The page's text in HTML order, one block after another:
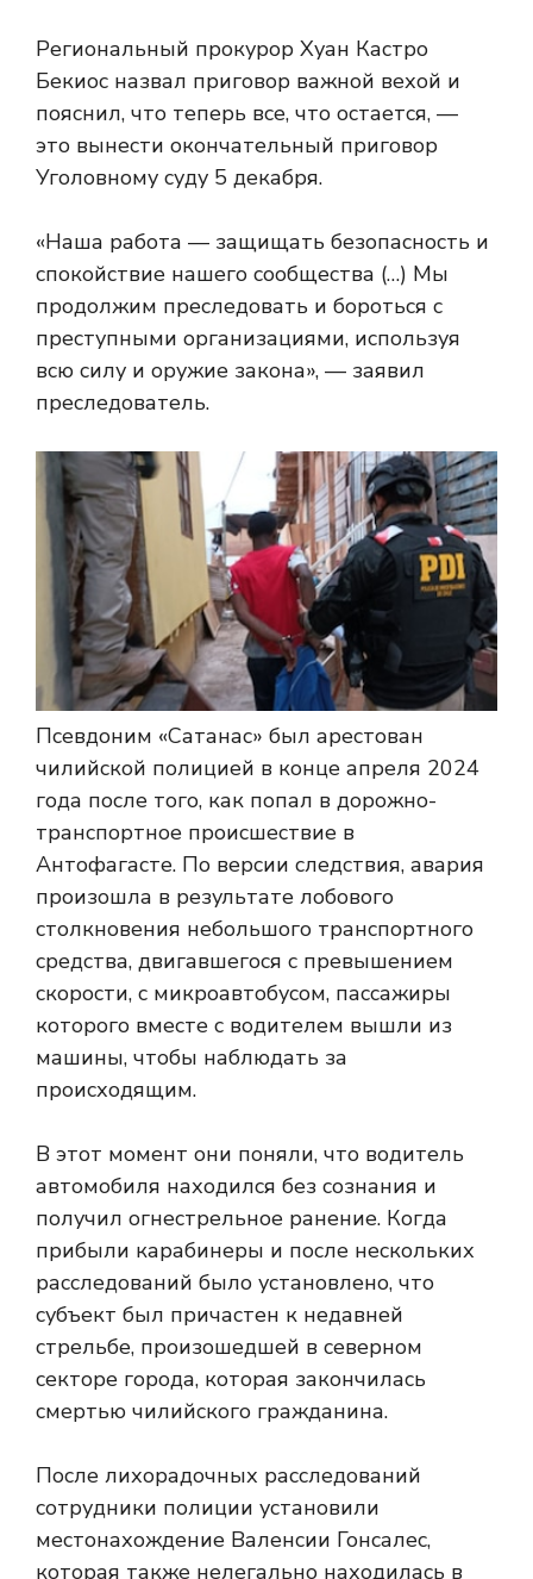
Региональный прокурор Хуан Кастро
Бекиос назвал приговор важной вехой и
пояснил, что теперь все, что остается, —
это вынести окончательный приговор
Уголовному суду 5 декабря.
«Наша работа — защищать безопасность и
спокойствие нашего сообщества (…) Мы
продолжим преследовать и бороться с
преступными организациями, используя
всю силу и оружие закона», — заявил
преследователь.
Псевдоним «Сатанас» был арестован
чилийской полицией в конце апреля 2024
года после того, как попал в дорожно-
транспортное происшествие в
Антофагасте. По версии следствия, авария
произошла в результате лобового
столкновения небольшого транспортного
средства, двигавшегося с превышением
скорости, с микроавтобусом, пассажиры
которого вместе с водителем вышли из
машины, чтобы наблюдать за
происходящим.
В этот момент они поняли, что водитель
автомобиля находился без сознания и
получил огнестрельное ранение. Когда
прибыли карабинеры и после нескольких
расследований было установлено, что
субъект был причастен к недавней
стрельбе, произошедшей в северном
секторе города, которая закончилась
смертью чилийского гражданина.
После лихорадочных расследований
сотрудники полиции установили
местонахождение Валенсии Гонсалес,
которая также нелегально находилась в